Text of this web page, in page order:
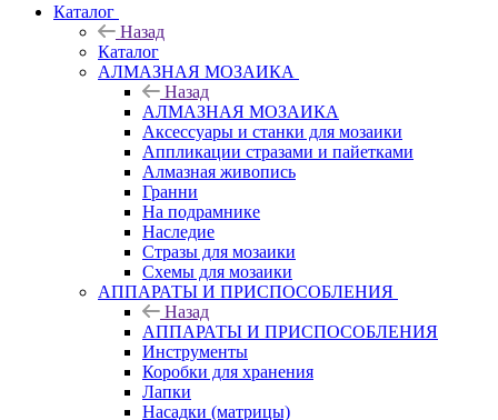
Каталог
Назад
Каталог
АЛМАЗНАЯ МОЗАИКА
Назад
АЛМАЗНАЯ МОЗАИКА
Аксессуары и станки для мозаики
Аппликации стразами и пайетками
Алмазная живопись
Гранни
На подрамнике
Наследие
Стразы для мозаики
Схемы для мозаики
АППАРАТЫ И ПРИСПОСОБЛЕНИЯ
Назад
АППАРАТЫ И ПРИСПОСОБЛЕНИЯ
Инструменты
Коробки для хранения
Лапки
Насадки (матрицы)